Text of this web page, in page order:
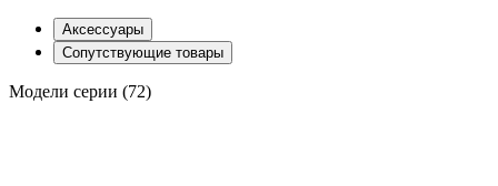
Аксессуары
Сопутствующие товары
Модели серии (72)